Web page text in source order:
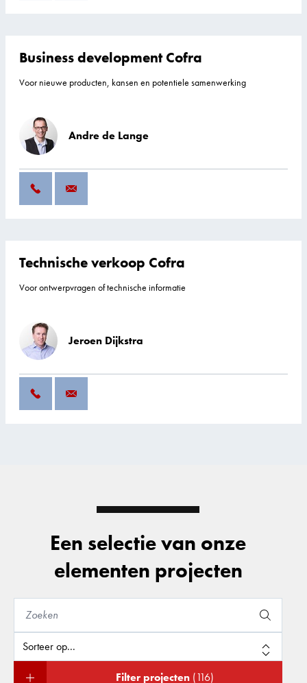
Business development Cofra
Voor nieuwe producten, kansen en potentiele samenwerking
Andre de Lange
Technische verkoop Cofra
Voor ontwerpvragen of technische informatie
Jeroen Dijkstra
Een selectie van onze
elementen projecten
Filter projecten (116)